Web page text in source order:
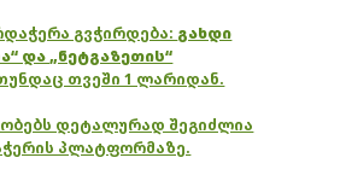
გვჭირდება: გახდი
და „ნეტგაზეთის“
თვეში 1 ლარიდან.
დეტალურად შეგიძლია
პლატფორმაზე.